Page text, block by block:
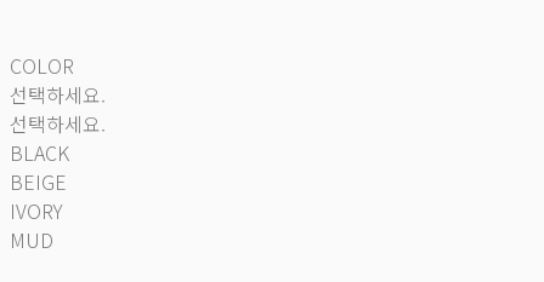
COLOR
선택하세요.
선택하세요.
BLACK
BEIGE
IVORY
MUD